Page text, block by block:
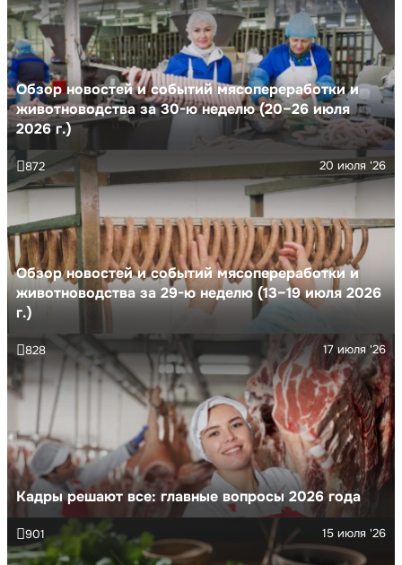
Обзор новостей и событий мясопереработки и
животноводства за 30-ю неделю (20–26 июля
2026 г.)
Обзор новостей и событий мясопереработки и
животноводства за 29-ю неделю (13–19 июля 2026
г.)
20 июля '26
872
Кадры решают все: главные вопросы 2026 года
17 июля '26
828
15 июля '26
901